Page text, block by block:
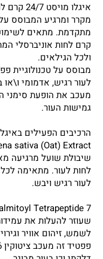
איגלו
מקרר ומרגיע המבוסס על
מתקדמת. מתאים
קרם לחות אוניברסלי
ולכל הגילאים.
מבוסס על טכנולוגיית
לעור רגיש, אדמומי ו\או
מעכב את הופעת סימני
גמישות העור.
הרכיבים הפעילים
שיבולת שועל מרגיעה
לחות לעור. מתאימה לכל
לעור רגיש ויבש.
שעוזר להעלות את
לשמש, זיהום אוויר